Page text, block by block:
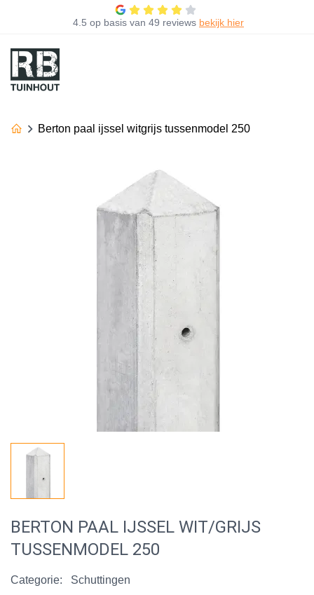
4.5 op basis van 49 reviews bekijk hier
Berton paal ijssel witgrijs tussenmodel 250
BERTON PAAL IJSSEL WIT/GRIJS
TUSSENMODEL 250
Categorie:
Schuttingen